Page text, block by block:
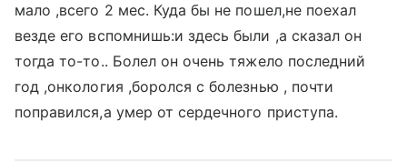
мало ,всего 2 мес. Куда бы не пошел,не поехал
везде его вспомнишь:и здесь были ,а сказал он
тогда то-то.. Болел он очень тяжело последний
год ,онкология ,боролся с болезнью , почти
поправился,а умер от сердечного приступа.